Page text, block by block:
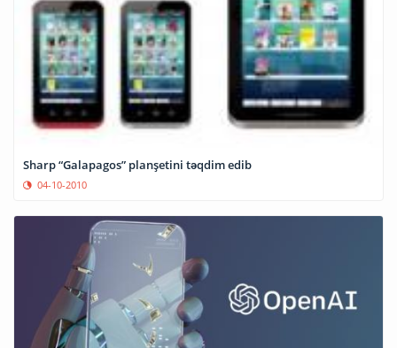
Sharp “Galapagos” planşetini təqdim edib
04-10-2010